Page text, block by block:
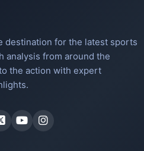
destination for the latest sports
analysis from around the
the action with expert